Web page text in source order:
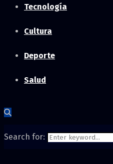
Tecnología
Cultura
Deporte
Salud
Search for: